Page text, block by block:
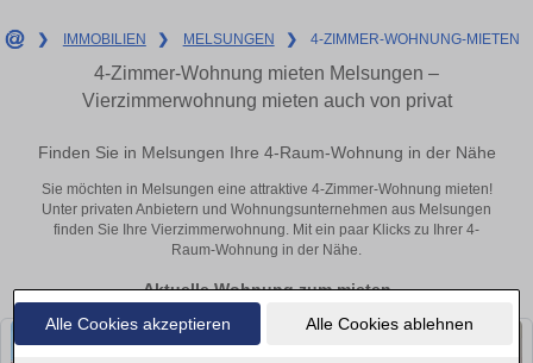
Alle Cookies akzeptieren Alle Cookies ablehnen
❯ IMMOBILIEN ❯ MELSUNGEN ❯ 4-ZIMMER-WOHNUNG-MIETEN
4-Zimmer-Wohnung mieten Melsungen –
Vierzimmerwohnung mieten auch von privat
Finden Sie in Melsungen Ihre 4-Raum-Wohnung in der Nähe
Sie möchten in Melsungen eine attraktive 4-Zimmer-Wohnung mieten!
Unter privaten Anbietern und Wohnungsunternehmen aus Melsungen
finden Sie Ihre Vierzimmerwohnung. Mit ein paar Klicks zu Ihrer 4-
Raum-Wohnung in der Nähe.
Aktuelle Wohnung zum mieten